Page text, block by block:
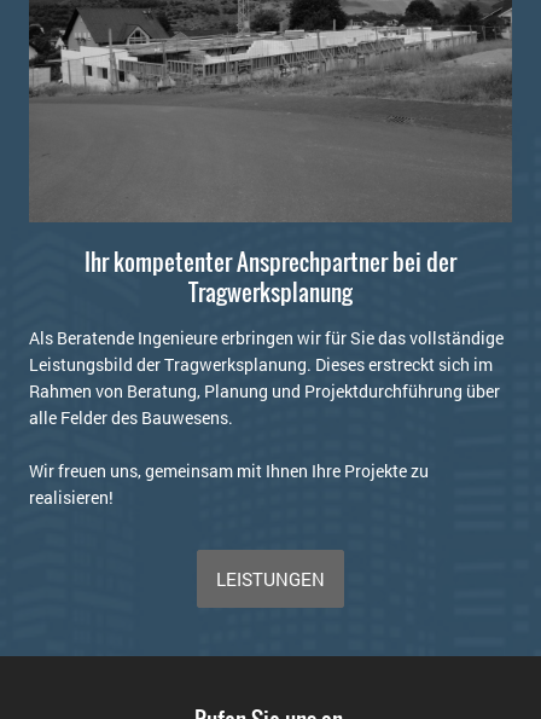
Ihr kompetenter Ansprechpartner bei der
Tragwerksplanung
Als Beratende Ingenieure erbringen wir für Sie das vollständige
Leistungsbild der Tragwerksplanung. Dieses erstreckt sich im
Rahmen von Beratung, Planung und Projektdurchführung über
alle Felder des Bauwesens.
Wir freuen uns, gemeinsam mit Ihnen Ihre Projekte zu
realisieren!
LEISTUNGEN